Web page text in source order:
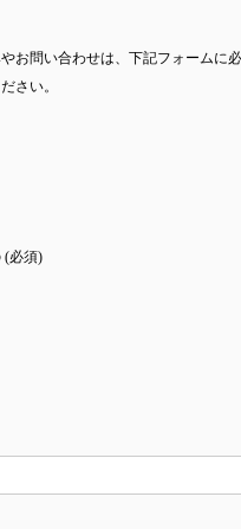
お問い合わせは、下記フォームに
さい。
(必須)